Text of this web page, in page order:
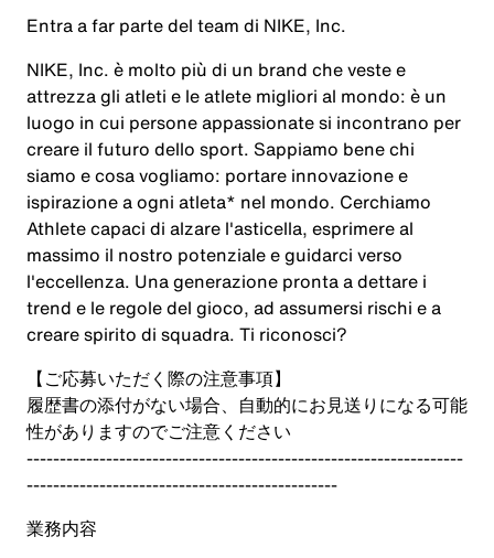
Entra a far parte del team di NIKE, Inc.
NIKE, Inc. è molto più di un brand che veste e
attrezza gli atleti e le atlete migliori al mondo: è un
luogo in cui persone appassionate si incontrano per
creare il futuro dello sport. Sappiamo bene chi
siamo e cosa vogliamo: portare innovazione e
ispirazione a ogni atleta* nel mondo. Cerchiamo
Athlete capaci di alzare l'asticella, esprimere al
massimo il nostro potenziale e guidarci verso
l'eccellenza. Una generazione pronta a dettare i
trend e le regole del gioco, ad assumersi rischi e a
creare spirito di squadra. Ti riconosci?
【ご応募いただく際の注意事項】
履歴書の添付がない場合、自動的にお見送りになる可能
性がありますのでご注意ください
------------------------------------------------------------------
-----------------------------------------------
業務内容